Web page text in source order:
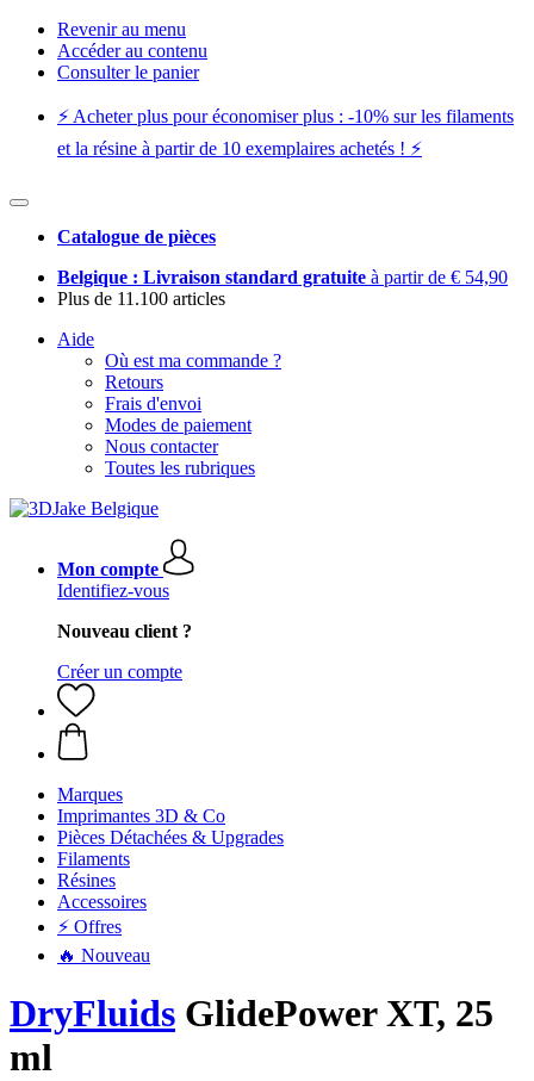
Revenir au menu
Accéder au contenu
Consulter le panier
⚡️ Acheter plus pour économiser plus : -10% sur les filaments
et la résine à partir de 10 exemplaires achetés ! ⚡️
Catalogue de pièces
Belgique : Livraison standard gratuite à partir de € 54,90
Plus de 11.100 articles
Aide
Où est ma commande ?
Retours
Frais d'envoi
Modes de paiement
Nous contacter
Toutes les rubriques
Mon compte
Identifiez-vous
Nouveau client ?
Créer un compte
Marques
Imprimantes 3D & Co
Pièces Détachées & Upgrades
Filaments
Résines
Accessoires
⚡ Offres
🔥 Nouveau
DryFluids GlidePower XT, 25
ml